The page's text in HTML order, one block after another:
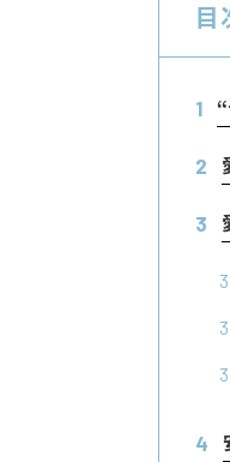
目
1
2
3
4